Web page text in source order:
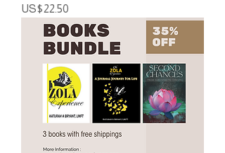
ราคา
US$22.50